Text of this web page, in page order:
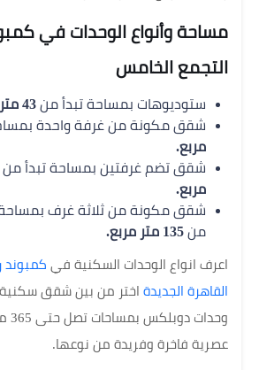
مساحة وأنواع الوحدات في
التجمع الخامس
ستوديوهات بمساحة تبدأ من 43 متر مربع.
شقق مكونة من غرفة واحدة
مربع.
شقق تضم غرفتين بمساحة تبدأ من
مربع.
شقق مكونة من ثلاثة غرف بمساحة
من
اعرف انواع الوحدات السكنية في كمبوند
القاهرة الجديدة اختر من بين شقق
عصرية فاخرة وفريدة من نوعها.